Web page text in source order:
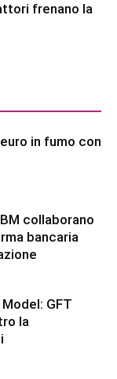
frenano la
in fumo con
collaborano
bancaria
GFT
la